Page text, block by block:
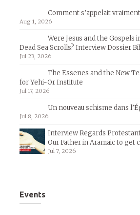
Comment s’appelait vraiment
Aug 1, 2026
Were Jesus and the Gospels
Dead Sea Scrolls? Interview Dossier
Jul 23, 2026
The Essenes and the New
for Yehi-Or Institute
Jul 17, 2026
Un nouveau schisme dans
Jul 8, 2026
Interview Regards
Our Father in Aramaic to get
Jul 7, 2026
Events